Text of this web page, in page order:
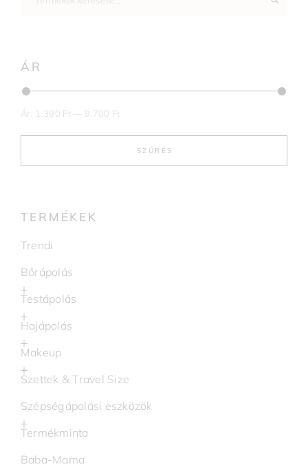
ÁR
SZŰRÉS
Ár: 1.390 Ft 9.700 Ft
TERMÉKEK
Trendi
Bőrápolás
Testápolás
Hajápolás
Makeup
Szettek & Travel Size
Szépségápolási eszközök
Termékminta
Baba-Mama